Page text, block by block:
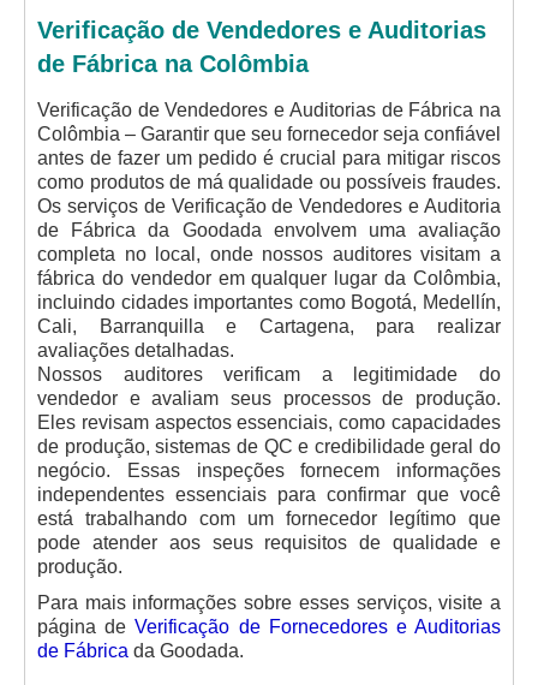
Verificação de Vendedores e Auditorias
de Fábrica na Colômbia
Verificação de Vendedores e Auditorias de Fábrica na
Colômbia – Garantir que seu fornecedor seja confiável
antes de fazer um pedido é crucial para mitigar riscos
como produtos de má qualidade ou possíveis fraudes.
Os serviços de Verificação de Vendedores e Auditoria
de Fábrica da Goodada envolvem uma avaliação
completa no local, onde nossos auditores visitam a
fábrica do vendedor em qualquer lugar da Colômbia,
incluindo cidades importantes como Bogotá, Medellín,
Cali, Barranquilla e Cartagena, para realizar
avaliações detalhadas.
Nossos auditores verificam a legitimidade do
vendedor e avaliam seus processos de produção.
Eles revisam aspectos essenciais, como capacidades
de produção, sistemas de QC e credibilidade geral do
negócio. Essas inspeções fornecem informações
independentes essenciais para confirmar que você
está trabalhando com um fornecedor legítimo que
pode atender aos seus requisitos de qualidade e
produção.
Para mais informações sobre esses serviços, visite a
página deVerificação de Fornecedores e Auditorias
de Fábrica da Goodada.